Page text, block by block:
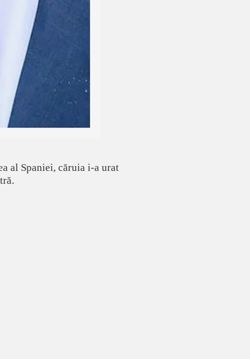
al Spaniei, căruia i-a urat